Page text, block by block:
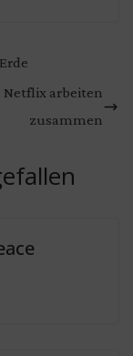
Netflix arbeiten
zusammen